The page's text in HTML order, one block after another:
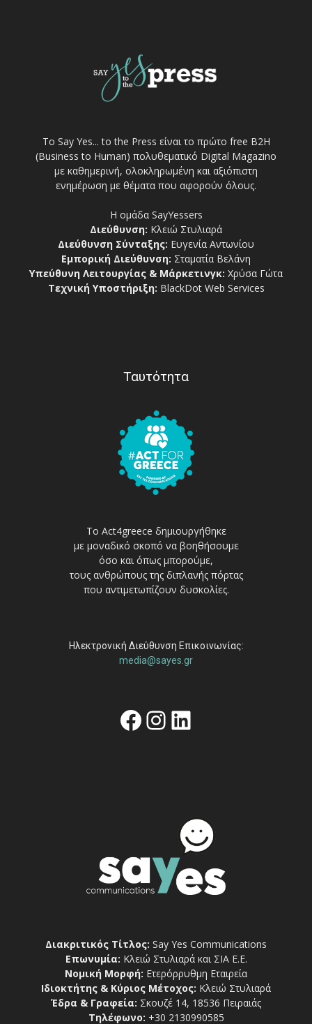
Το Say Yes... to the Press είναι το πρώτο free Β2Η
(Business to Human) πολυθεματικό Digital Magazino
με καθημερινή, ολοκληρωμένη και αξιόπιστη
ενημέρωση με θέματα που αφορούν όλους.
Η ομάδα SayYessers
Διεύθυνση: Κλειώ Στυλιαρά
Διεύθυνση Σύνταξης: Ευγενία Αντωνίου
Εμπορική Διεύθυνση: Σταματία Βελάνη
Υπεύθυνη Λειτουργίας & Μάρκετινγκ: Χρύσα Γώτα
Τεχνική Υποστήριξη: BlackDot Web Services
Ταυτότητα
Το Act4greece δημιουργήθηκε
με μοναδικό σκοπό να βοηθήσουμε
όσο και όπως μπορούμε,
τους ανθρώπους της διπλανής πόρτας
που αντιμετωπίζουν δυσκολίες.
Ηλεκτρονική Διεύθυνση Επικοινωνίας:
media@sayes.gr
Facebook
Instagram
Linkedin
Διακριτικός Τίτλος: Say Yes Communications
Επωνυμία: Κλειώ Στυλιαρά και ΣΙΑ Ε.Ε.
Νομική Μορφή: Ετερόρρυθμη Εταιρεία
Ιδιοκτήτης & Κύριος Μέτοχος: Κλειώ Στυλιαρά
Έδρα & Γραφεία: Σκουζέ 14, 18536 Πειραιάς
Τηλέφωνο: +30 2130990585